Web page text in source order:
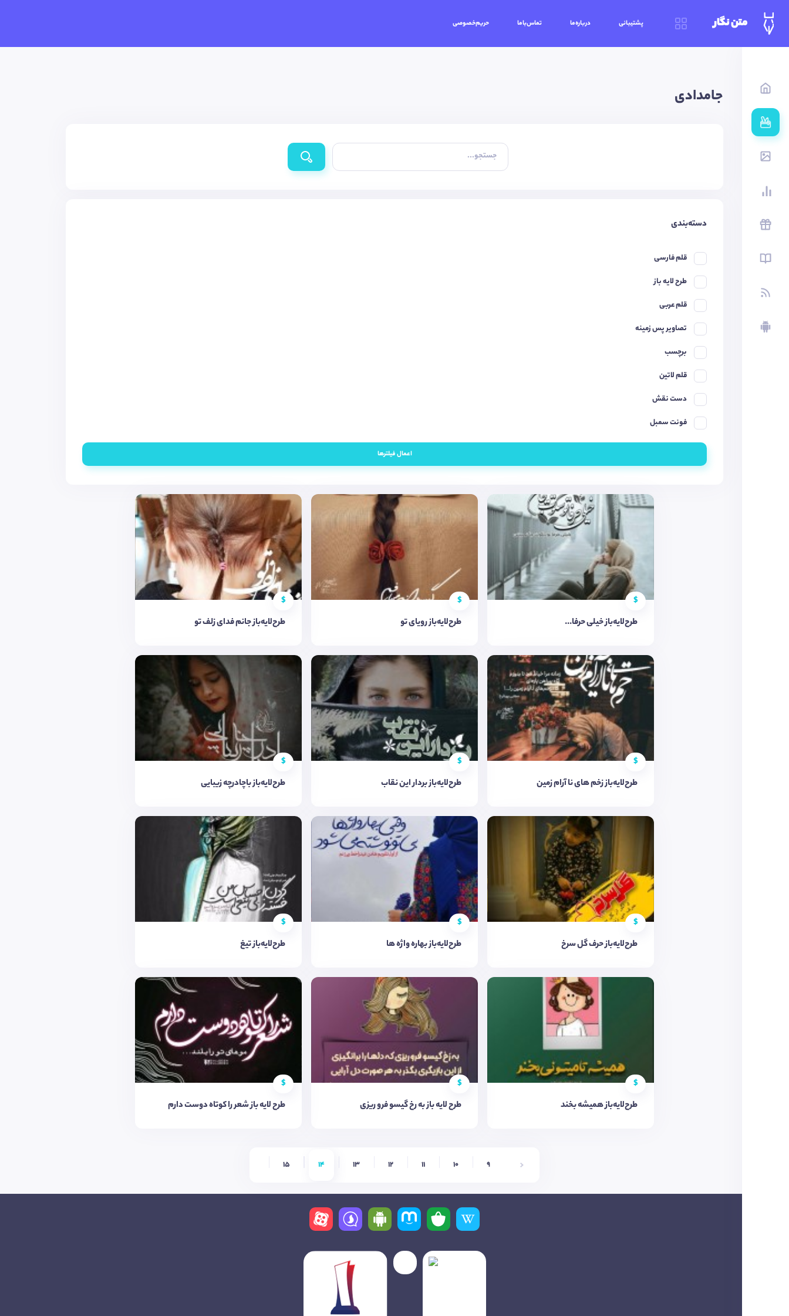
متن نگار پشتیبانی درباره‌ما تماس‌باما حریم‌خصوصی
جامدادی
جستجو...
دسته‌بندی
قلم فارسی
طرح لایه باز
قلم عربی
تصاویر پس زمینه
برچسب
قلم لاتین
دست نقش
فونت سمبل
اعمال فیلترها
$
طرح‌لایه‌باز خیلی حرفا...
$
طرح‌لایه‌باز رویای تو
$
طرح‌لایه‌باز جانم فدای زلف تو
$
طرح‌لایه‌باز زخم های نا آرام زمین
$
طرح‌لایه‌باز بردار این نقاب
$
طرح‌لایه‌باز باچادرچه زیبایی
$
طرح‌لایه‌باز حرف گل سرخ
$
طرح‌لایه‌باز بهاره واژه ها
$
طرح‌لایه‌باز تیغ
$
طرح‌لایه‌باز همیشه بخند
$
طرح لایه باز به رخ گیسو فرو ریزی
$
طرح لایه باز شعر را کوتاه دوست دارم
9
10
11
12
13
14
15